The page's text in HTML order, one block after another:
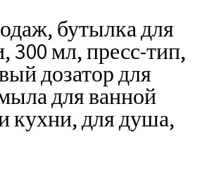
бутылка для
300 мл, пресс-тип,
дозатор для
для ванной
кухни, для душа,